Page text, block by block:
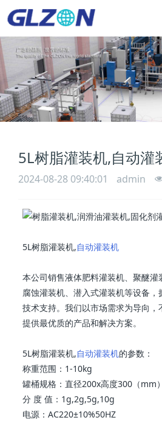
5L树脂灌装机,自动灌
2024-08-28 09:40:01 admin
5L树脂灌装机,自动灌装机
本公司销售液体肥料灌装机、聚醚
腐蚀灌装机、潜入式灌装机等设备
技术支持。我们以市场需求为导向，
提供最优质的产品和解决方案。
5L树脂灌装机,自动灌装机的参数：
称重范围：1-10kg
罐桶规格：直径200x高度300（mm）
分 度 值：1g,2g,5g,10g
电源：AC220±10%50HZ